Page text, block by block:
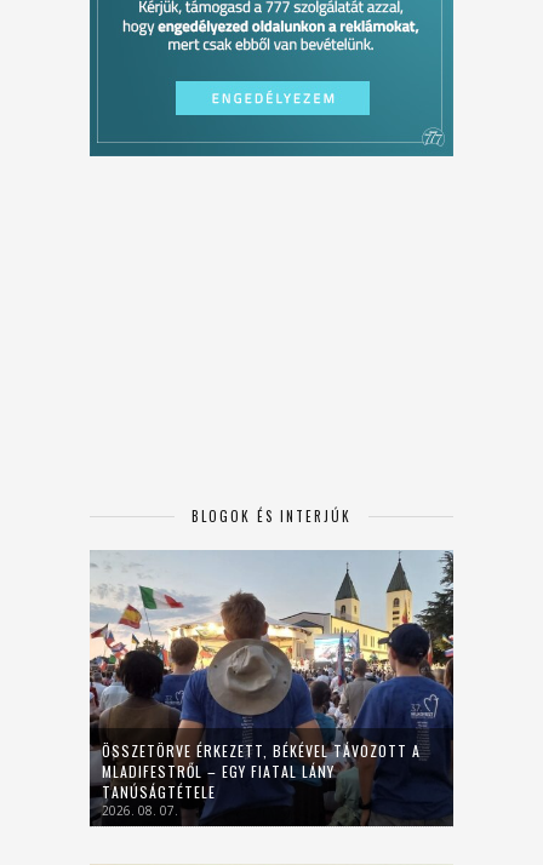
BLOGOK ÉS INTERJÚK
ÖSSZETÖRVE ÉRKEZETT, BÉKÉVEL TÁVOZOTT A
MLADIFESTRŐL – EGY FIATAL LÁNY
TANÚSÁGTÉTELE
2026. 08. 07.